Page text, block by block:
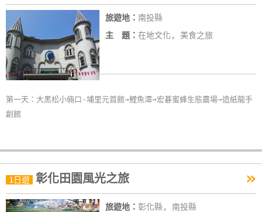
旅遊地： 南投縣
主 題： 在地文化, 美食之旅
第一天：大黑松小倆口-埔里元首館→鯉魚潭→宏碁蜜蜂生態農場→造紙龍手
創館
1日遊 彰化田園風光之旅 »
旅遊地： 彰化縣, 南投縣